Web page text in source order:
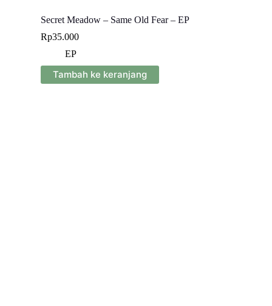
Secret Meadow – Same Old Fear – EP
Rp35.000
EP
Tambah ke keranjang